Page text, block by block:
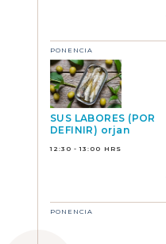
PONENCIA
SUS LABORES (POR
DEFINIR) orjan
12:30 - 13:00 HRS
PONENCIA